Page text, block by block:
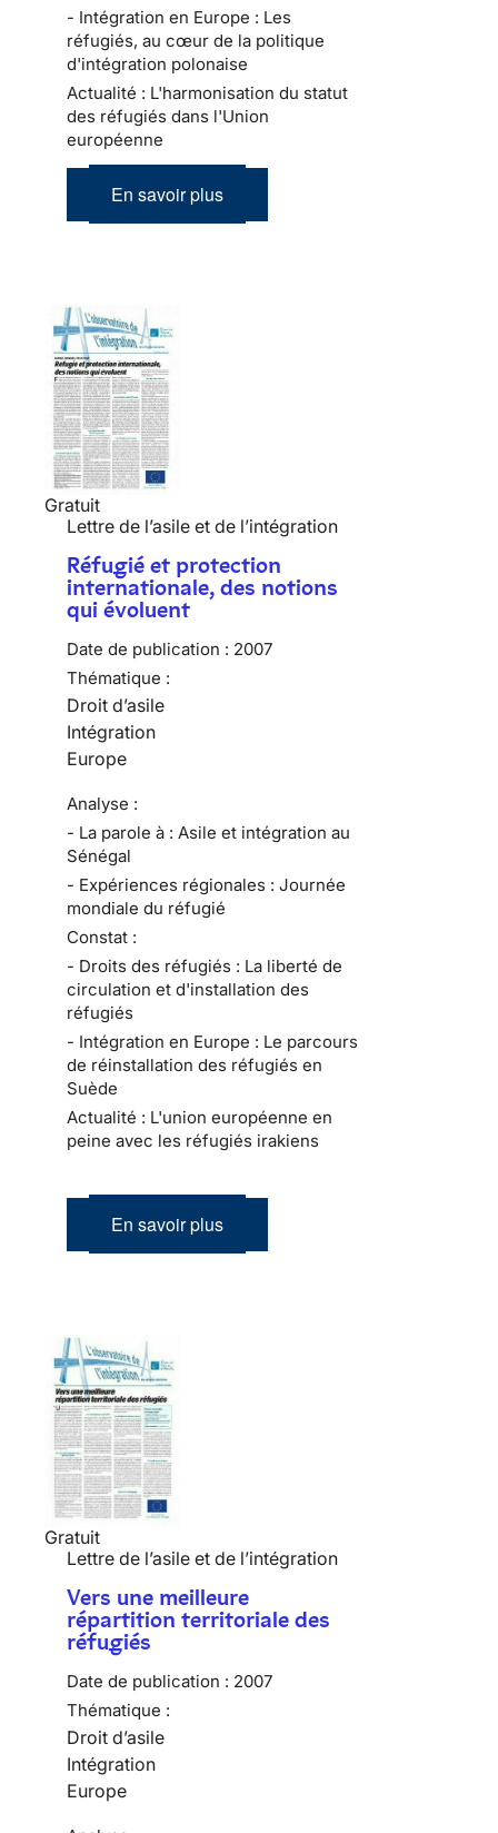
- Intégration en Europe : Les
réfugiés, au cœur de la politique
d'intégration polonaise
Actualité : L'harmonisation du statut
des réfugiés dans l'Union
européenne
En savoir plus
Gratuit
Lettre de l’asile et de l’intégration
Réfugié et protection
internationale, des notions
qui évoluent
Date de publication : 2007
Thématique :
Droit d’asile
Intégration
Europe
Analyse :
- La parole à : Asile et intégration au
Sénégal
- Expériences régionales : Journée
mondiale du réfugié
Constat :
- Droits des réfugiés : La liberté de
circulation et d'installation des
réfugiés
- Intégration en Europe : Le parcours
de réinstallation des réfugiés en
Suède
Actualité : L'union européenne en
peine avec les réfugiés irakiens
En savoir plus
Gratuit
Lettre de l’asile et de l’intégration
Vers une meilleure
répartition territoriale des
réfugiés
Date de publication : 2007
Thématique :
Droit d’asile
Intégration
Europe